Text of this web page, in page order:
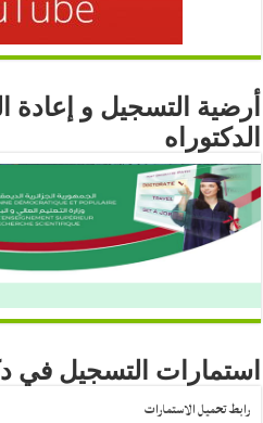
أرضية التسجيل و
الدكتوراه
استمارات التسجيل في
رابط تحميل الاستمارات